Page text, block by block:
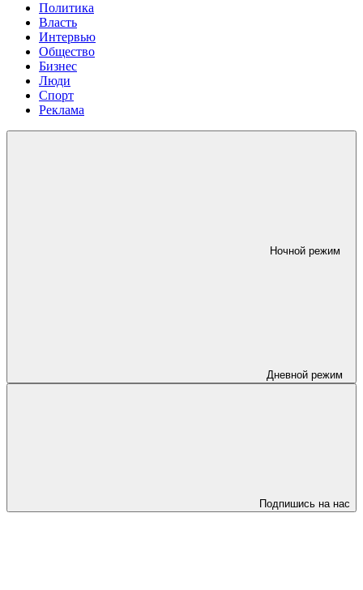
Политика
Власть
Интервью
Общество
Бизнес
Люди
Спорт
Реклама
Ночной режим
Дневной режим
Подпишись на нас